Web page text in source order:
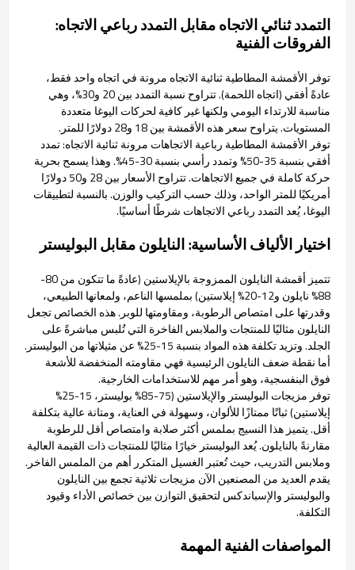
التمدد ثنائي الاتجاه مقابل التمدد رباعي الاتجاه:
الفروقات الفنية
توفر الأقمشة المطاطية ثنائية الاتجاه مرونة في اتجاه واحد فقط،
عادةً أفقي (اتجاه اللحمة). تتراوح نسبة التمدد بين 20 و30%، وهي
مناسبة للارتداء اليومي ولكنها غير كافية لحركات اليوغا متعددة
المستويات. يتراوح سعر هذه الأقمشة بين 18 و28 دولارًا للمتر.
توفر الأقمشة المطاطية رباعية الاتجاهات مرونة ثنائية الاتجاه: تمدد
أفقي بنسبة 35-50% وتمدد رأسي بنسبة 30-45%. وهذا يسمح بحرية
حركة كاملة في جميع الاتجاهات. تتراوح الأسعار بين 28 و50 دولارًا
أمريكيًا للمتر الواحد، وذلك حسب التركيب والوزن. بالنسبة لتطبيقات
اليوغا، يُعد التمدد رباعي الاتجاهات شرطًا أساسيًا.
اختيار الألياف الأساسية: النايلون مقابل البوليستر
تتميز أقمشة النايلون الممزوجة بالإيلاستين (عادةً ما تتكون من 80-
88% نايلون و12-20% إيلاستين) بملمسها الناعم، ولمعانها الطبيعي،
وقدرتها على امتصاص الرطوبة، ومقاومتها للوبر. هذه الخصائص تجعل
النايلون مثاليًا للمنتجات والملابس الفاخرة التي تُلبس مباشرةً على
الجلد. وتزيد تكلفة هذه المواد بنسبة 15-25% عن مثيلاتها من البوليستر.
أما نقطة ضعف النايلون الرئيسية فهي مقاومته المنخفضة للأشعة
فوق البنفسجية، وهو أمر مهم للاستخدامات الخارجية.
توفر مزيجات البوليستر والإيلاستين (75-85% بوليستر، 15-25%
إيلاستين) ثباتًا ممتازًا للألوان، وسهولة في العناية، ومتانة عالية بتكلفة
أقل. يتميز هذا النسيج بملمس أكثر صلابة وامتصاص أقل للرطوبة
مقارنةً بالنايلون. يُعد البوليستر خيارًا مثاليًا للمنتجات ذات القيمة العالية
وملابس التدريب، حيث تُعتبر الغسيل المتكرر أهم من الملمس الفاخر.
يقدم العديد من المصنعين الآن مزيجات ثلاثية تجمع بين النايلون
والبوليستر والإسباندكس لتحقيق التوازن بين خصائص الأداء وقيود
التكلفة.
المواصفات الفنية المهمة